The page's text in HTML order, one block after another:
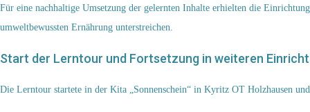
Für eine nachhaltige Umsetzung der gelernten Inhalte erhielten die
umweltbewussten Ernährung unterstreichen.
Start der Lerntour und Fortsetzung in weiteren
Die Lerntour startete in der Kita „Sonnenschein“ in Kyritz OT Holzhausen